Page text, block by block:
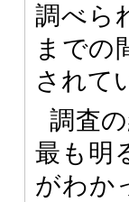
調べら
までの
されて
調査
最も明
がわか